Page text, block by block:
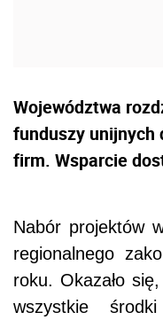
Województwa
funduszy unijnych
firm. Wsparcie
Nabór projektów
regionalnego
roku. Okazało
wszystkie